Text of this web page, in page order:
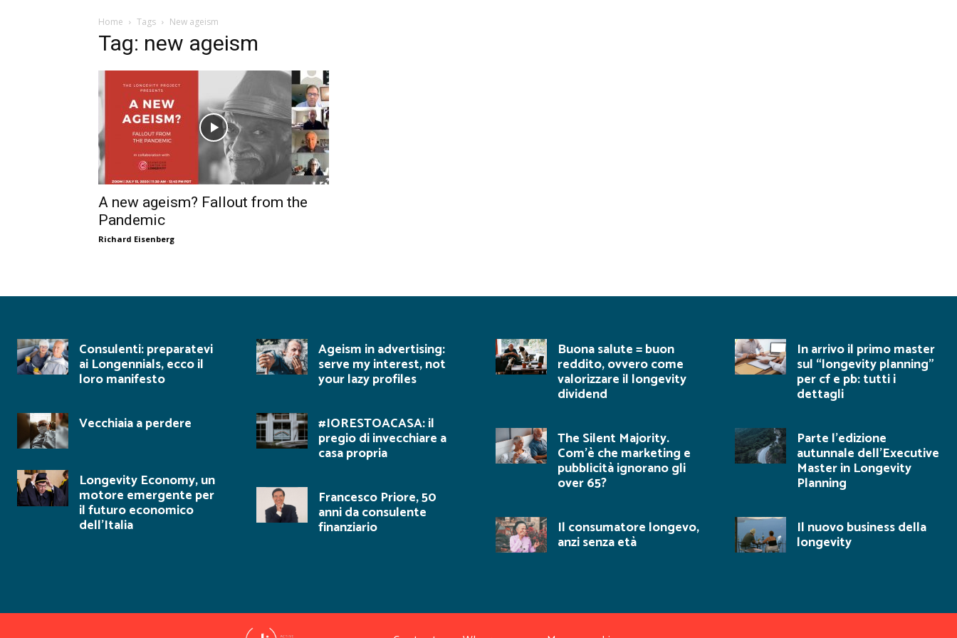
Home Tags New ageism
Tag: new ageism
A new ageism? Fallout from the
Pandemic
Richard Eisenberg
Consulenti: preparatevi
ai Longennials, ecco il
loro manifesto
Vecchiaia a perdere
Longevity Economy, un
motore emergente per
il futuro economico
dell’Italia
Ageism in advertising:
serve my interest, not
your lazy profiles
#IORESTOACASA: il
pregio di invecchiare a
casa propria
Francesco Priore, 50
anni da consulente
finanziario
Buona salute = buon
reddito, ovvero come
valorizzare il longevity
dividend
The Silent Majority.
Com’è che marketing e
pubblicità ignorano gli
over 65?
Il consumatore longevo,
anzi senza età
In arrivo il primo master
sul “longevity planning”
per cf e pb: tutti i
dettagli
Parte l’edizione
autunnale dell’Executive
Master in Longevity
Planning
Il nuovo business della
longevity